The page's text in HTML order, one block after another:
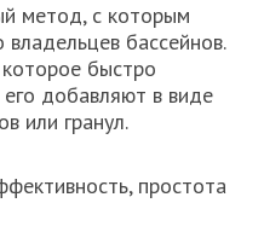
метод, с которым
бассейнов.
быстро
добавляют в виде
или гранул.
простота